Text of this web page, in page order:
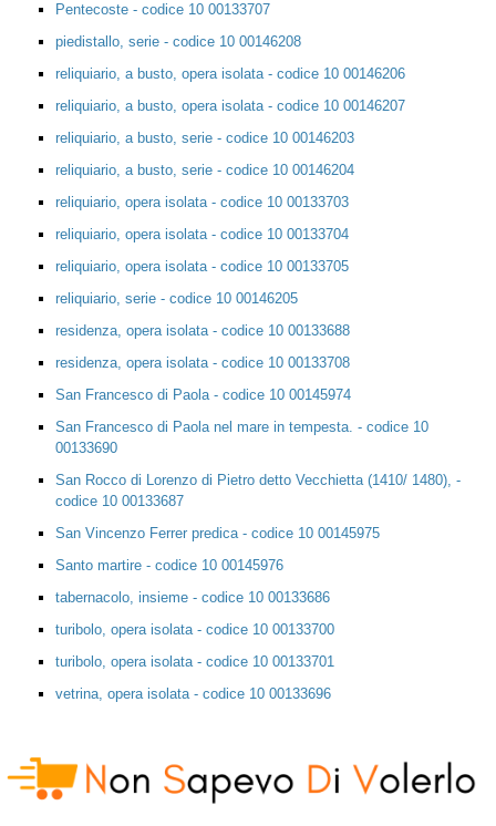
Pentecoste - codice 10 00133707
piedistallo, serie - codice 10 00146208
reliquiario, a busto, opera isolata - codice 10 00146206
reliquiario, a busto, opera isolata - codice 10 00146207
reliquiario, a busto, serie - codice 10 00146203
reliquiario, a busto, serie - codice 10 00146204
reliquiario, opera isolata - codice 10 00133703
reliquiario, opera isolata - codice 10 00133704
reliquiario, opera isolata - codice 10 00133705
reliquiario, serie - codice 10 00146205
residenza, opera isolata - codice 10 00133688
residenza, opera isolata - codice 10 00133708
San Francesco di Paola - codice 10 00145974
San Francesco di Paola nel mare in tempesta. - codice 10
00133690
San Rocco di Lorenzo di Pietro detto Vecchietta (1410/ 1480), -
codice 10 00133687
San Vincenzo Ferrer predica - codice 10 00145975
Santo martire - codice 10 00145976
tabernacolo, insieme - codice 10 00133686
turibolo, opera isolata - codice 10 00133700
turibolo, opera isolata - codice 10 00133701
vetrina, opera isolata - codice 10 00133696